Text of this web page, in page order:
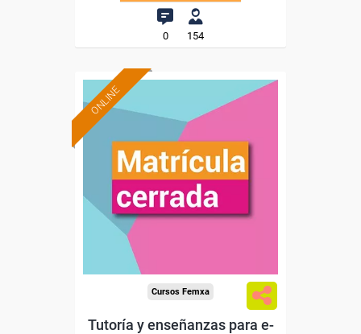
0 154
ONLINE
Cursos Femxa
Tutoría y enseñanzas para e-